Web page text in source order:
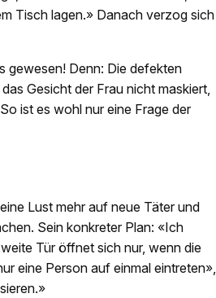
Tisch lagen.» Danach verzog sich
gewesen! Denn: Die defekten
Gesicht der Frau nicht maskiert,
ist es wohl nur eine Frage der
Lust mehr auf neue Täter und
Sein konkreter Plan: «Ich
Tür öffnet sich nur, wenn die
eine Person auf einmal eintreten»,